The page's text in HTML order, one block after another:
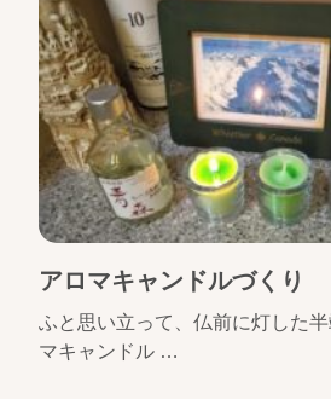
アロマキャンドルづくり
ふと思い立って、仏前に灯した
マキャンドル …